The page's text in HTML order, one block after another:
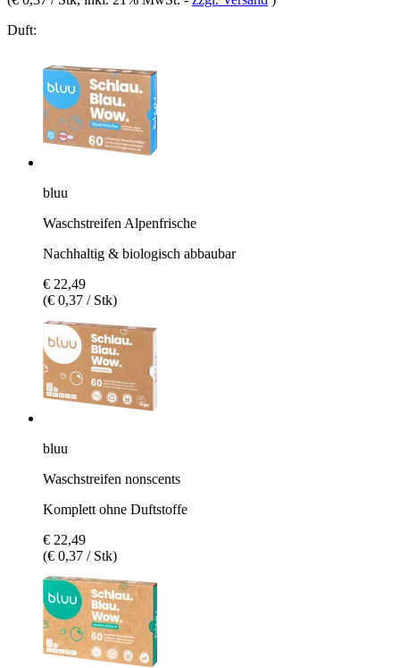
Duft:
bluu
Waschstreifen Alpenfrische
Nachhaltig & biologisch abbaubar
€ 22,49
(€ 0,37 / Stk)
bluu
Waschstreifen nonscents
Komplett ohne Duftstoffe
€ 22,49
(€ 0,37 / Stk)